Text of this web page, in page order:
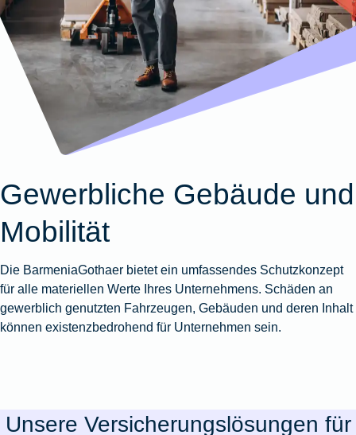
Wohnungsschutzbrief
Zur
Produktübersicht
Gewässerschadenhaftpflicht
Zur
Produktübersicht
Zur
Produktübersicht
Reisehaftpflichtversicherung
Reiserücktrittsversicherung
Produktübersicht
Zur
Produktübersicht
Zur
Produktübersicht
Zur
Produktübersicht
Montageversicherung
Zur
Produktübersicht
Gruppenunfall für
Betriebe
Gruppenunfall für
Produktübersicht
Kunstversicherung
Ausstellungsversicherung
Valorenversicherung
Oldtimersammlungsversicherung
Zur
Gewerbliche Gebäude und
Mobilität
Die BarmeniaGothaer bietet ein umfassendes Schutzkonzept
für alle materiellen Werte Ihres Unternehmens. Schäden an
gewerblich genutzten Fahrzeugen, Gebäuden und deren Inhalt
können existenzbedrohend für Unternehmen sein.
Unsere Versicherungslösungen für